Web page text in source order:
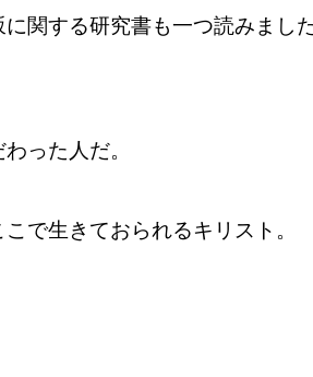
関する研究書も一つ読みまし
った人だ。
で生きておられるキリスト。